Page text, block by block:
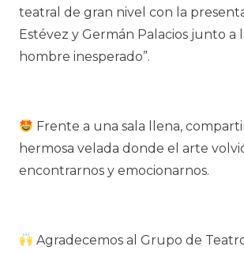
teatral de gran nivel con la
Estévez y Germán Palacios junto a
hombre inesperado”.
Frente a una sala llena,
hermosa velada donde el arte
encontrarnos y emocionarnos.
Agradecemos al Grupo de